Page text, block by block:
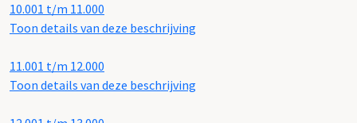
10.001 t/m 11.000
Toon details van deze beschrijving
11.001 t/m 12.000
Toon details van deze beschrijving